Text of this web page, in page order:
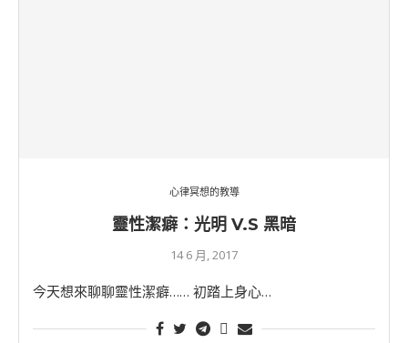
心律冥想的教導
靈性潔癖：光明 V.S 黑暗
14 6 月, 2017
今天想來聊聊靈性潔癖…… 初踏上身心…